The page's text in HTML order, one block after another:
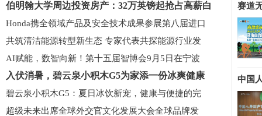
赋能流
淮安浪里马
中国会展人
中国会展人
smart精灵6
smart精灵6
逐光盛夏，
中国国际贸
海南省农业
上海永帆机
伯明翰大学周边投资房产：32万英镑起抢占高薪白
Honda携全领域产品及安全技术成果参展第八届进口
共筑清洁能源转型新生态 专家代表共探能源行业发
AI赋能，数智向新！第十五届智博会9月5日在宁波
入伏消暑，碧云泉小积木G5为家添一份冰爽健康
碧云泉小积木G5：夏日冰饮新宠，健康与便捷的完
超级未来出席全球外交官文化发展大会全球品牌发
赛道
中国